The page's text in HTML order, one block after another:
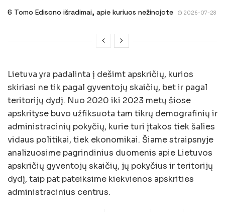
6 Tomo Edisono išradimai, apie kuriuos nežinojote 2026-07-28
Lietuva yra padalinta į dešimt apskričių, kurios
skiriasi ne tik pagal gyventojų skaičių, bet ir pagal
teritorijų dydį. Nuo 2020 iki 2023 metų šiose
apskrityse buvo užfiksuota tam tikrų demografinių ir
administracinių pokyčių, kurie turi įtakos tiek šalies
vidaus politikai, tiek ekonomikai. Šiame straipsnyje
analizuosime pagrindinius duomenis apie Lietuvos
apskričių gyventojų skaičių, jų pokyčius ir teritorijų
dydį, taip pat pateiksime kiekvienos apskrities
administracinius centrus.